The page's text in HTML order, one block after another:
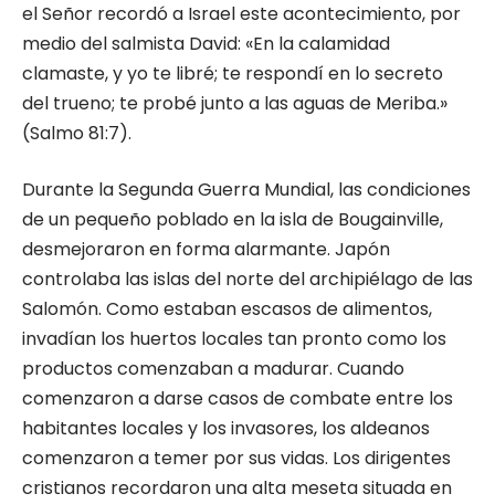
el Señor recordó a Israel este acontecimiento, por
medio del salmista David: «En la calamidad
clamaste, y yo te libré; te respondí en lo secreto
del trueno; te probé junto a las aguas de Meriba.»
(Salmo 81:7).
Durante la Segunda Guerra Mundial, las condiciones
de un pequeño poblado en la isla de Bougainville,
desmejoraron en forma alarmante. Japón
controlaba las islas del norte del archipiélago de las
Salomón. Como estaban escasos de alimentos,
invadían los huertos locales tan pronto como los
productos comenzaban a madurar. Cuando
comenzaron a darse casos de combate entre los
habitantes locales y los invasores, los aldeanos
comenzaron a temer por sus vidas. Los dirigentes
cristianos recordaron una alta meseta situada en